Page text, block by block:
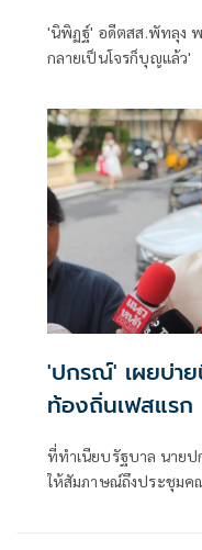
'นิพิฏฐ์' อดีตสส.พัทลุง พ
กลายเป็นโจรก็บุญแล้ว'
'ปกรณ์' เผยบ่า
ท้องถิ่นเฟสแรก
ที่ทำเนียบรัฐบาล นาย
ให้สัมภาษณ์ถึงประชุมค